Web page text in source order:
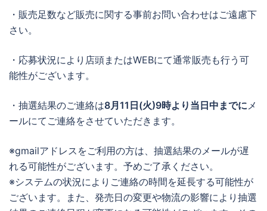
・販売足数など販売に関する事前お問い合わせはご遠慮下
さい。
・応募状況により店頭またはWEBにて通常販売も行う可
能性がございます。
・抽選結果のご連絡は8月11日(火)9時より当日中までにメ
ールにてご連絡をさせていただきます。
※gmailアドレスをご利用の方は、抽選結果のメールが遅
れる可能性がございます。予めご了承ください。
※システムの状況によりご連絡の時間を延長する可能性が
ございます。また、発売日の変更や物流の影響により抽選